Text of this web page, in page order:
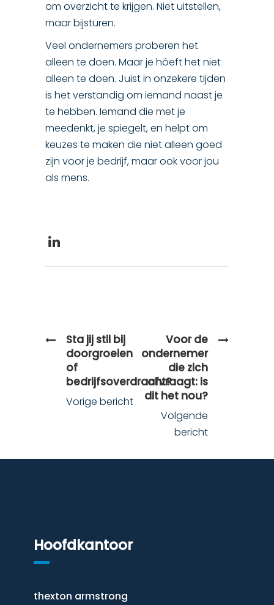
om overzicht te krijgen. Niet uitstellen,
maar bijsturen.
Veel ondernemers proberen het
alleen te doen. Maar je hóeft het niet
alleen te doen. Juist in onzekere tijden
is het verstandig om iemand naast je
te hebben. Iemand die met je
meedenkt, je spiegelt, en helpt om
keuzes te maken die niet alleen goed
zijn voor je bedrijf, maar ook voor jou
als mens.
Sta jij stil bij
doorgroeien
of
bedrijfsoverdracht?
Vorige bericht
Voor de
ondernemer
die zich
afvraagt: is
dit het nou?
Volgende
bericht
Hoofdkantoor
thexton armstrong